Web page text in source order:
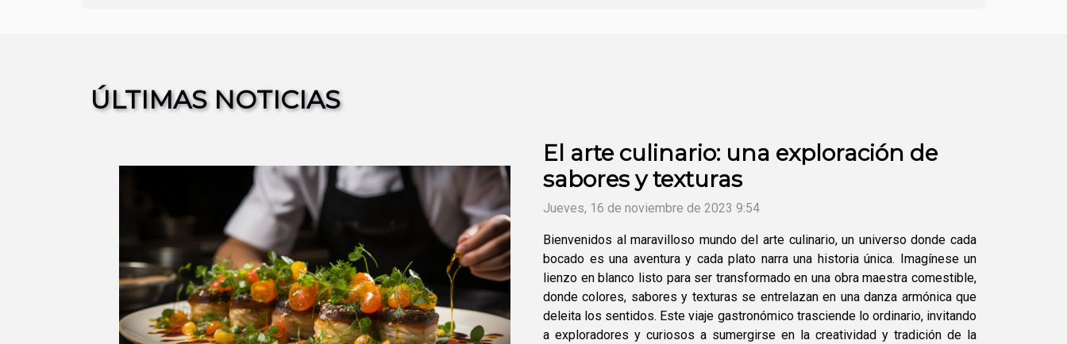
ÚLTIMAS NOTICIAS
El arte culinario: una exploración de
sabores y texturas
Jueves, 16 de noviembre de 2023 9:54
Bienvenidos al maravilloso mundo del arte culinario, un universo donde cada
bocado es una aventura y cada plato narra una historia única. Imagínese un
lienzo en blanco listo para ser transformado en una obra maestra comestible,
donde colores, sabores y texturas se entrelazan en una danza armónica que
deleita los sentidos. Este viaje gastronómico trasciende lo ordinario, invitando
a exploradores y curiosos a sumergirse en la creatividad y tradición de la